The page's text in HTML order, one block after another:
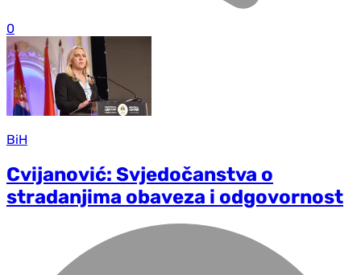
0
BiH
Cvijanović: Svjedočanstva o
stradanjima obaveza i odgovornost